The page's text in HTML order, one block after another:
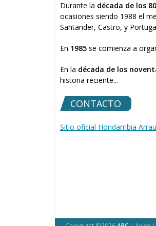
Durante la década de los 80
ocasiones siendo 1988 el
Santander, Castro, y
En 1985 se comienza a
En la década de los
historia reciente...
CONTACTO
Sitio oficial Hondarribia